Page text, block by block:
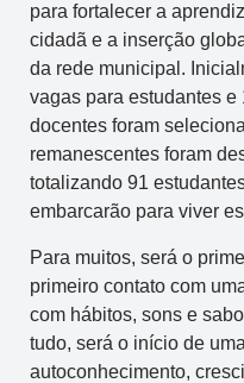
para fortalecer a
cidadã e a inserção
da rede municipal.
vagas para estudantes
docentes foram
remanescentes foram
totalizando 91
embarcarão para viver
Para muitos, será o
primeiro contato com
com hábitos, sons e
tudo, será o início de
autoconhecimento,